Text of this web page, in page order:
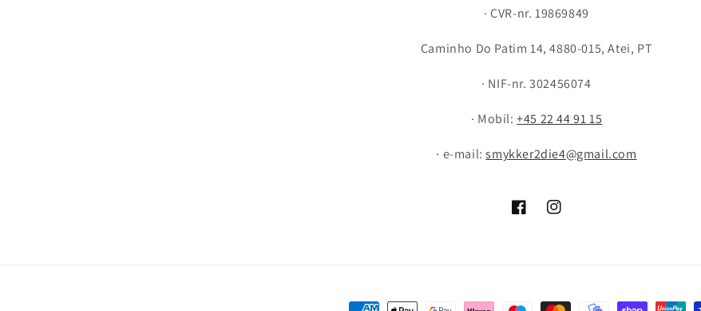
· CVR-nr. 19869849
Caminho Do Patim 14, 4880-015, Atei, PT
· NIF-nr. 302456074
· Mobil:+45 22 44 91 15
· e-mail:smykker2die4@gmail.com
FacebookInstagram